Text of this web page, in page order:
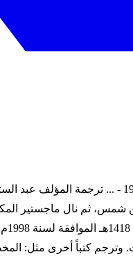
وترجم كتباً أخرى مثل: